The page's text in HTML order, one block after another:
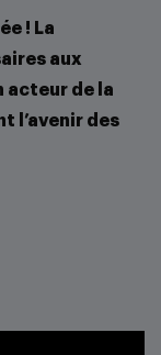
! La
aux
acteur de la
l’avenir des